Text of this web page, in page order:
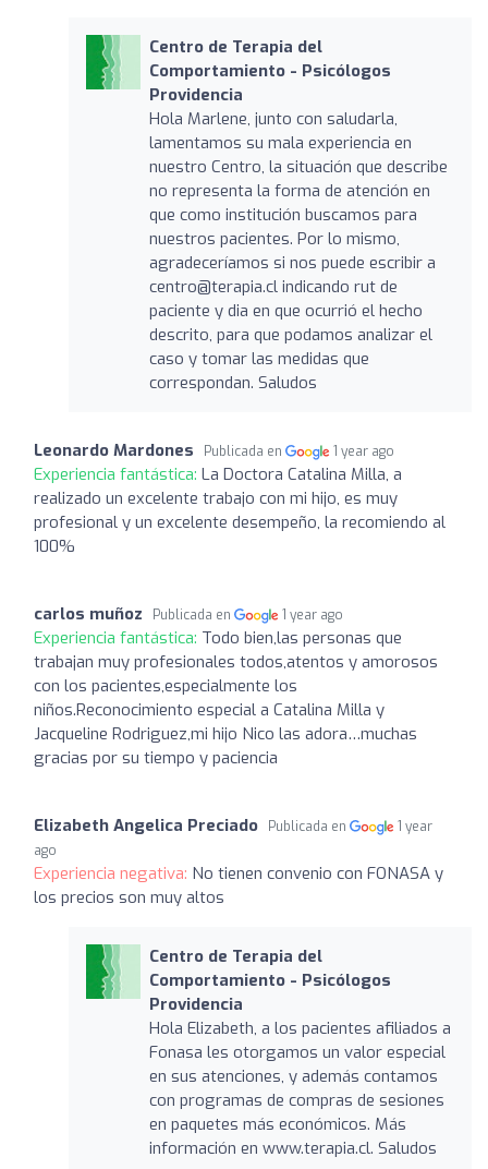
Centro de Terapia del
Comportamiento - Psicólogos
Providencia
Hola Marlene, junto con saludarla,
lamentamos su mala experiencia en
nuestro Centro, la situación que describe
no representa la forma de atención en
que como institución buscamos para
nuestros pacientes. Por lo mismo,
agradeceríamos si nos puede escribir a
centro@terapia.clindicando rut de
paciente y dia en que ocurrió el hecho
descrito, para que podamos analizar el
caso y tomar las medidas que
correspondan. Saludos
Leonardo Mardones Publicada en 1 year ago
Experiencia fantástica: La Doctora Catalina Milla, a
realizado un excelente trabajo con mi hijo, es muy
profesional y un excelente desempeño, la recomiendo al
100%
carlos muñoz Publicada en 1 year ago
Experiencia fantástica: Todo bien,las personas que
trabajan muy profesionales todos,atentos y amorosos
con los pacientes,especialmente los
niños.Reconocimiento especial a Catalina Milla y
Jacqueline Rodriguez,mi hijo Nico las adora…muchas
gracias por su tiempo y paciencia
Elizabeth Angelica Preciado Publicada en
1 year
ago
Experiencia negativa: No tienen convenio con FONASA y
los precios son muy altos
Centro de Terapia del
Comportamiento - Psicólogos
Providencia
Hola Elizabeth, a los pacientes afiliados a
Fonasa les otorgamos un valor especial
en sus atenciones, y además contamos
con programas de compras de sesiones
en paquetes más económicos. Más
información en www.terapia.cl. Saludos